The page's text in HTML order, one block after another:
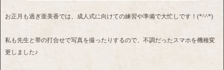
お正月も過ぎ亜美香では、成人式に向けての練習や準備で大忙しです！(*^^*)
私も先生と帯の打合せで写真を撮ったりするので、不調だったスマホを機種変
更しました♪